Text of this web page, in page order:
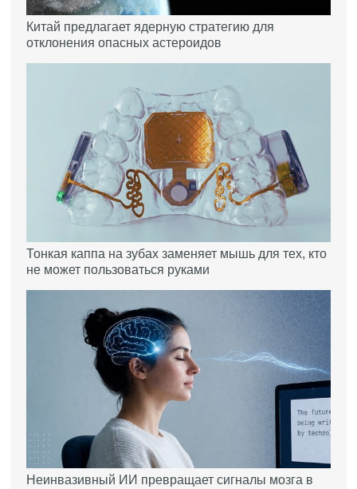
Китай предлагает ядерную стратегию для
отклонения опасных астероидов
Тонкая каппа на зубах заменяет мышь для тех, кто
не может пользоваться руками
Неинвазивный ИИ превращает сигналы мозга в